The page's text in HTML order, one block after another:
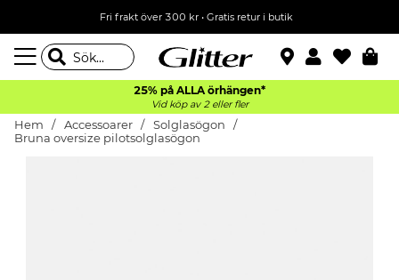
Fri frakt över 300 kr• Gratis retur i butik
25% på ALLA örhängen*
Vid köp av 2 eller fler
Hem Accessoarer
Solglasögon
Bruna oversize pilotsolglasögon